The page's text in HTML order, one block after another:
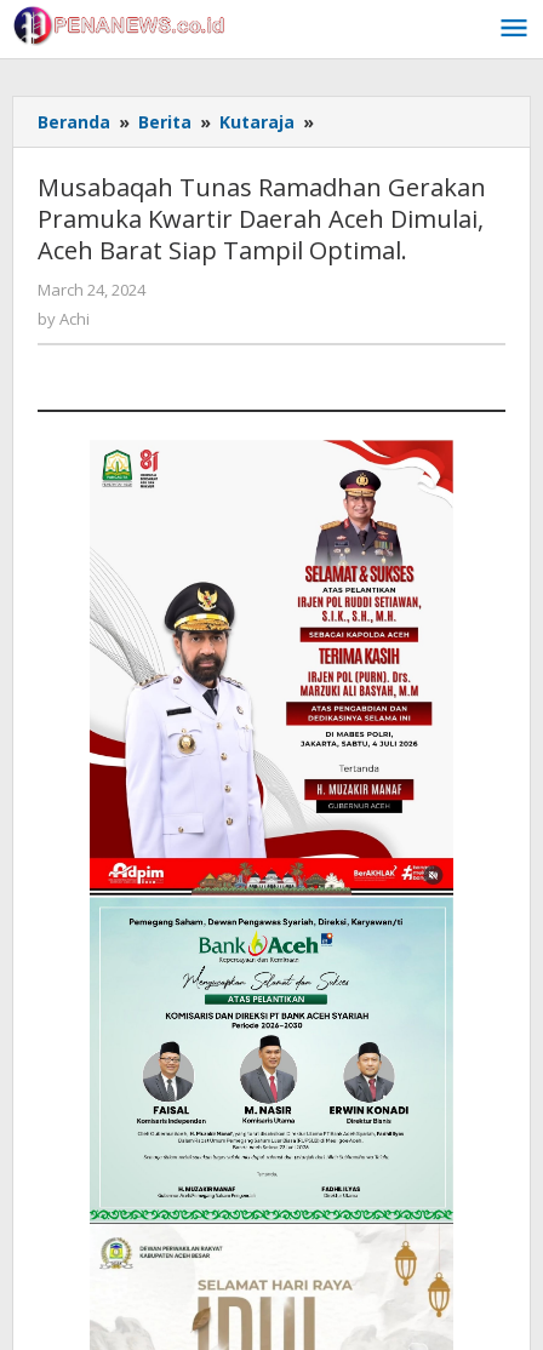
Skip
to
content
Beranda » Berita » Kutaraja »
Tunas
Gerakan
Pramuka
Kwartir
Daerah
Aceh
Optimal.
Musabaqah Tunas Ramadhan Gerakan
Pramuka Kwartir Daerah Aceh Dimulai,
Aceh Barat Siap Tampil Optimal.
March 24, 2024
byAchi